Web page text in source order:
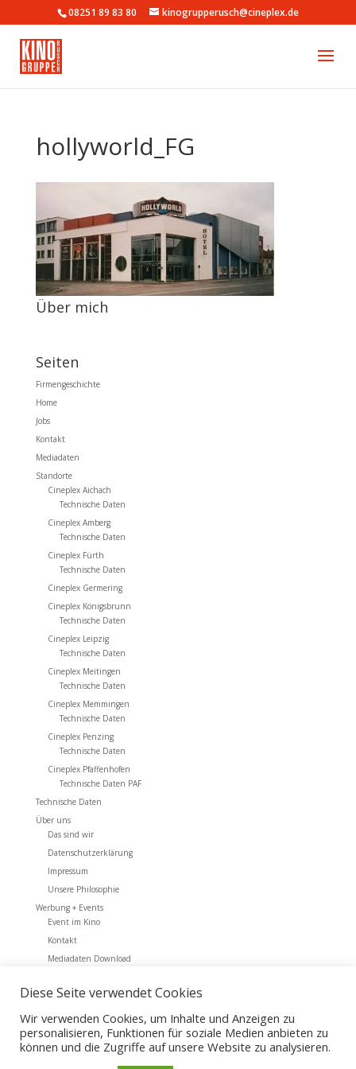
08251 89 83 80 kinogrupperusch@cineplex.de
hollyworld_FG
Über mich
Seiten
Firmengeschichte
Home
Jobs
Kontakt
Mediadaten
Standorte
Cineplex Aichach
Technische Daten
Cineplex Amberg
Technische Daten
Cineplex Fürth
Technische Daten
Cineplex Germering
Cineplex Königsbrunn
Technische Daten
Cineplex Leipzig
Technische Daten
Cineplex Meitingen
Technische Daten
Cineplex Memmingen
Technische Daten
Cineplex Penzing
Technische Daten
Cineplex Pfaffenhofen
Technische Daten PAF
Technische Daten
Über uns
Das sind wir
Datenschutzerklärung
Impressum
Unsere Philosophie
Werbung + Events
Event im Kino
Kontakt
Mediadaten Download
Archiv
Diese Seite verwendet Cookies
Wir verwenden Cookies, um Inhalte und Anzeigen zu
personalisieren, Funktionen für soziale Medien anbieten zu
können und die Zugriffe auf unsere Website zu analysieren.